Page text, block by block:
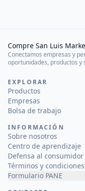
Compre San Luis
Conectamos empresas y
oportunidades, productos y
EXPLORAR
Productos
Empresas
Bolsa de trabajo
INFORMACIÓN
Sobre nosotros
Centro de aprendizaje
Defensa al consumidor
Términos y condiciones
Formulario PANE